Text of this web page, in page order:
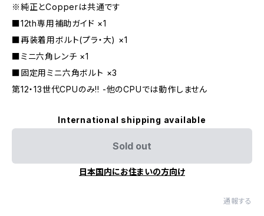
※純正とCopperは共通です
■12th専用補助ガイド ×1
■再装着用ボルト(プラ・大) ×1
■ミニ六角レンチ ×1
■固定用ミニ六角ボルト ×3
第12・13世代CPUのみ!! -他のCPUでは動作しません
International shipping available
Sold out
日本国内にお住まいの方向け
通報する